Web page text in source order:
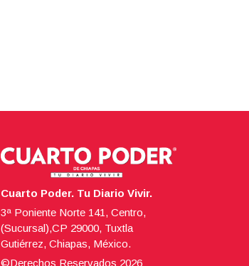
Cuarto Poder. Tu Diario Vivir.
3ª Poniente Norte 141, Centro,
(Sucursal),CP 29000, Tuxtla
Gutiérrez, Chiapas, México.
©Derechos Reservados 2026